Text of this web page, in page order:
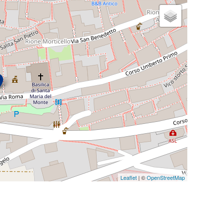
Leaflet| ©OpenStreetMap